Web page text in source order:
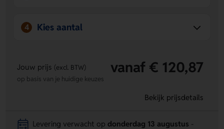
4 Kies aantal
Jouw prijs (excl. BTW) vanaf € 120,87
op basis van je huidige keuzes
Bekijk prijsdetails
Levering verwacht op donderdag 13 augustus